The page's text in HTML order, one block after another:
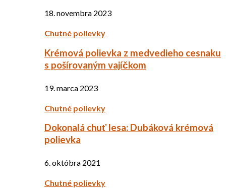
18. novembra 2023
Chutné polievky
Krémová polievka z medvedieho cesnaku
s pošírovaným vajíčkom
19. marca 2023
Chutné polievky
Dokonalá chuť lesa: Dubáková krémová
polievka
6. októbra 2021
Chutné polievky